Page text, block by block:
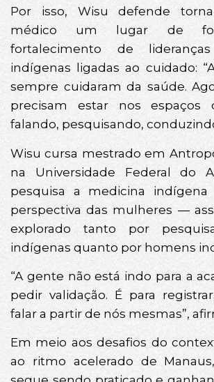
Por isso, Wisu defende
médico um lugar de
fortalecimento de
indígenas ligadas ao cuidado:
sempre cuidaram da saúde.
precisam estar nos espaços
falando, pesquisando,
Wisu cursa mestrado em
na Universidade Federal do
pesquisa a medicina
perspectiva das mulheres —
explorado tanto por
indígenas quanto por homens
“A gente não está indo para a
pedir validação. É para
falar a partir de nós mesmas”,
Em meio aos desafios do
ao ritmo acelerado de